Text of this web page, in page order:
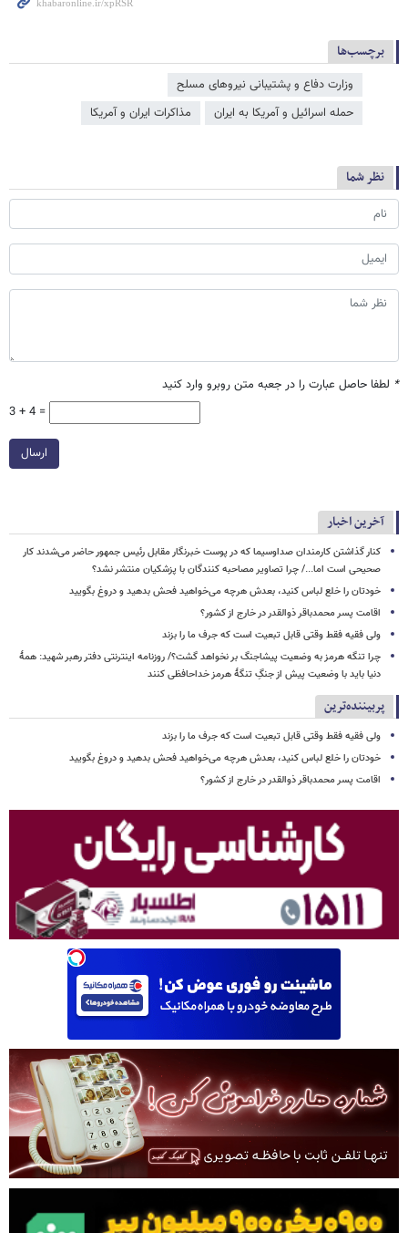
برچسب‌ها
وزارت دفاع و پشتیبانی نیروهای مسلح
حمله اسرائیل و آمریکا به ایران
مذاکرات ایران و آمریکا
نظر شما
* لطفا حاصل عبارت را در جعبه متن روبرو وارد کنید
3 + 4 =
ارسال
آخرین اخبار
کنار گذاشتن کارمندان صداوسیما که در پوست خبرنگار مقابل رئیس جمهور حاضر می‌شدند کار
صحیحی است اما.../ چرا تصاویر مصاحبه کنندگان با پزشکیان منتشر نشد؟
خودتان را خلع لباس کنید، بعدش هرچه می‌خواهید فحش بدهید و دروغ بگویید
اقامت پسر محمدباقر ذوالقدر در خارج از کشور؟
ولی فقیه فقط وقتی قابل تبعیت است که جرف ما را بزند
چرا تنگه هرمز به وضعیت پیشاجنگ بر نخواهد گشت؟/ روزنامه اینترنتی دفتر رهبر شهید: همۀ
دنیا باید با وضعیت پیش از جنگِ تنگۀ هرمز خداحافظی کنند
پربیننده‌ترین
ولی فقیه فقط وقتی قابل تبعیت است که جرف ما را بزند
خودتان را خلع لباس کنید، بعدش هرچه می‌خواهید فحش بدهید و دروغ بگویید
اقامت پسر محمدباقر ذوالقدر در خارج از کشور؟